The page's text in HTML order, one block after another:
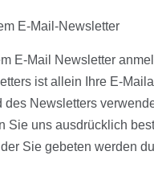
E-Mail-Newsletter
E-Mail Newsletter
ist allein Ihre E-
des Newsletters
Sie uns ausdrücklich
Sie gebeten werden